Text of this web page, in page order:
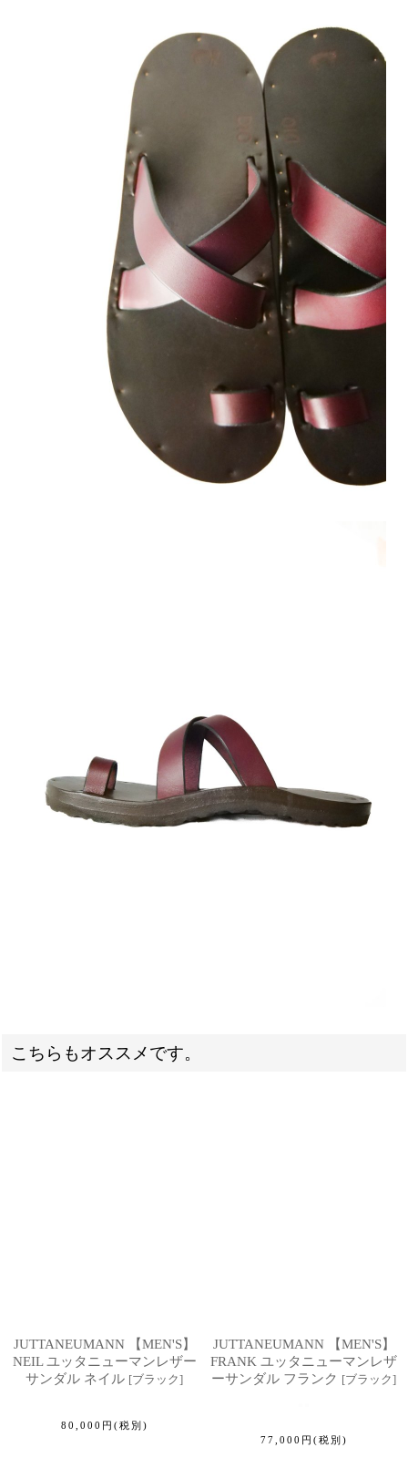
こちらもオススメです。
JUTTANEUMANN 【MEN'S】
NEIL ユッタニューマンレザー
サンダル ネイル [ブラック]
80,000 円 (税別)
JUTTANEUMANN 【MEN'S】
FRANK ユッタニューマンレザ
ーサンダル フランク [ブラック]
77,000 円 (税別)